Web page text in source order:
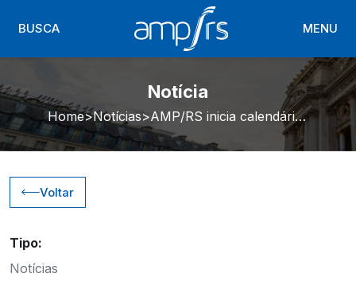
BUSCA MENU
Notícia
Home Notícias AMP/RS inicia calendário de 2026 com jubilados e pensionistas e atuação conjunta com a CONAMP na defesa das pautas remuneratórias
Voltar
Tipo:
Notícias